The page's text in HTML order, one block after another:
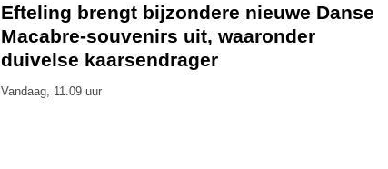
Efteling brengt bijzondere nieuwe Danse
Macabre-souvenirs uit, waaronder
duivelse kaarsendrager
Vandaag, 11.09 uur